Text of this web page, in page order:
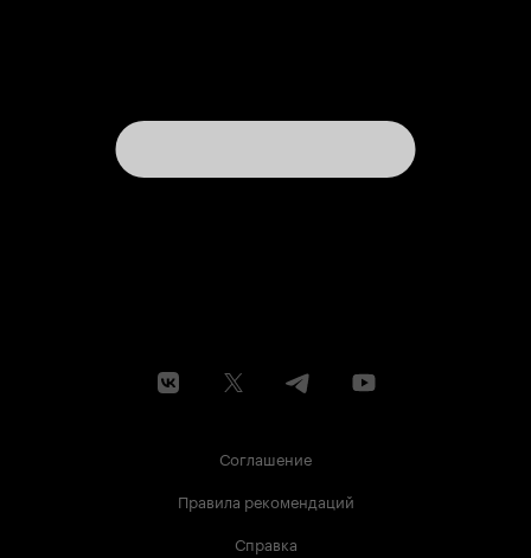
Соглашение
Правила рекомендаций
Справка